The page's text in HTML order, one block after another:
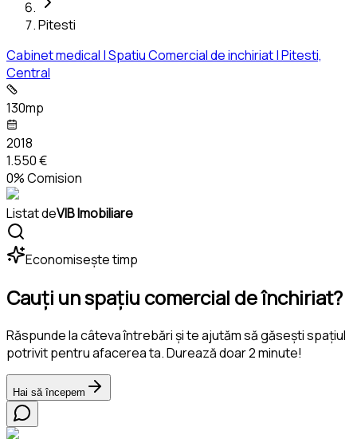
Pitesti
Cabinet medical | Spatiu Comercial de inchiriat | Pitesti,
Central
130mp
2018
1.550 €
0% Comision
Listat deVIB Imobiliare
Economisește timp
Cauți un spațiu comercial de închiriat?
Răspunde la câteva întrebări și te ajutăm să găsești spațiul
potrivit pentru afacerea ta. Durează doar 2 minute!
Hai să începem